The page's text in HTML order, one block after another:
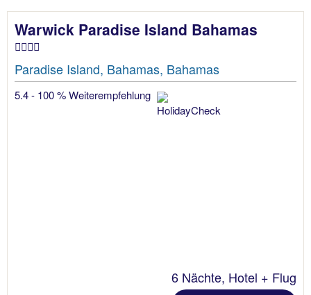
Warwick Paradise Island Bahamas
Paradise Island, Bahamas, Bahamas
5.4 - 100 % Weiterempfehlung
6 Nächte, Hotel + Flug